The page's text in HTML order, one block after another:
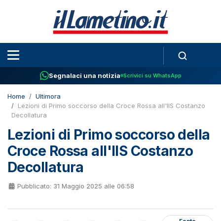
Segnalaci una notizia Scrivici su WhatsApp
Home
Ultimora
Lezioni di Primo soccorso della Croce Rossa all'IIS Costanzo
Decollatura
Lezioni di Primo soccorso della
Croce Rossa all'IIS Costanzo
Decollatura
Pubblicato: 31 Maggio 2025 alle 06:58